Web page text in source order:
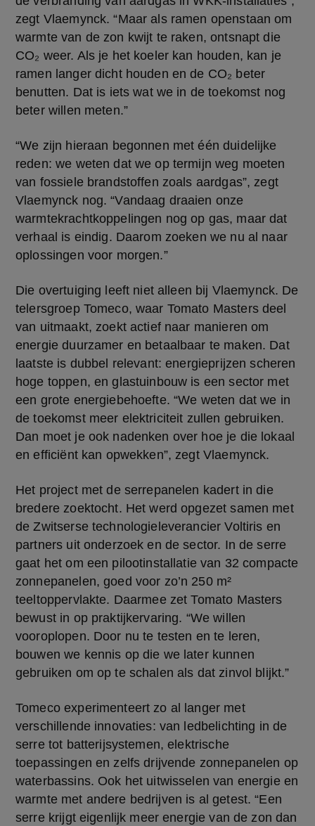
zegt Vlaemynck. “Maar als ramen openstaan om
warmte van de zon kwijt te raken, ontsnapt die
CO₂ weer. Als je het koeler kan houden, kan je
ramen langer dicht houden en de CO₂ beter
benutten. Dat is iets wat we in de toekomst nog
beter willen meten.”
“We zijn hieraan begonnen met één duidelijke
reden: we weten dat we op termijn weg moeten
van fossiele brandstoffen zoals aardgas”, zegt
Vlaemynck nog. “Vandaag draaien onze
warmtekrachtkoppelingen nog op gas, maar dat
verhaal is eindig. Daarom zoeken we nu al naar
oplossingen voor morgen.”
Die overtuiging leeft niet alleen bij Vlaemynck. De
telersgroep Tomeco, waar Tomato Masters deel
van uitmaakt, zoekt actief naar manieren om
energie duurzamer en betaalbaar te maken. Dat
laatste is dubbel relevant: energieprijzen scheren
hoge toppen, en glastuinbouw is een sector met
een grote energiebehoefte. “We weten dat we in
de toekomst meer elektriciteit zullen gebruiken.
Dan moet je ook nadenken over hoe je die lokaal
en efficiënt kan opwekken”, zegt Vlaemynck.
Het project met de serrepanelen kadert in die
bredere zoektocht. Het werd opgezet samen met
de Zwitserse technologieleverancier Voltiris en
partners uit onderzoek en de sector. In de serre
gaat het om een pilootinstallatie van 32 compacte
zonnepanelen, goed voor zo’n 250 m²
teeltoppervlakte. Daarmee zet Tomato Masters
bewust in op praktijkervaring. “We willen
vooroplopen. Door nu te testen en te leren,
bouwen we kennis op die we later kunnen
gebruiken om op te schalen als dat zinvol blijkt.”
Tomeco experimenteert zo al langer met
verschillende innovaties: van ledbelichting in de
serre tot batterijsystemen, elektrische
toepassingen en zelfs drijvende zonnepanelen op
waterbassins. Ook het uitwisselen van energie en
warmte met andere bedrijven is al getest. “Een
serre krijgt eigenlijk meer energie van de zon dan